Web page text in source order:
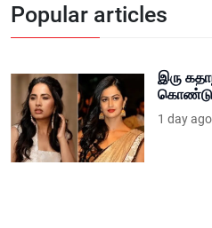
Popular articles
இரு
கொண்டு
1 day ago